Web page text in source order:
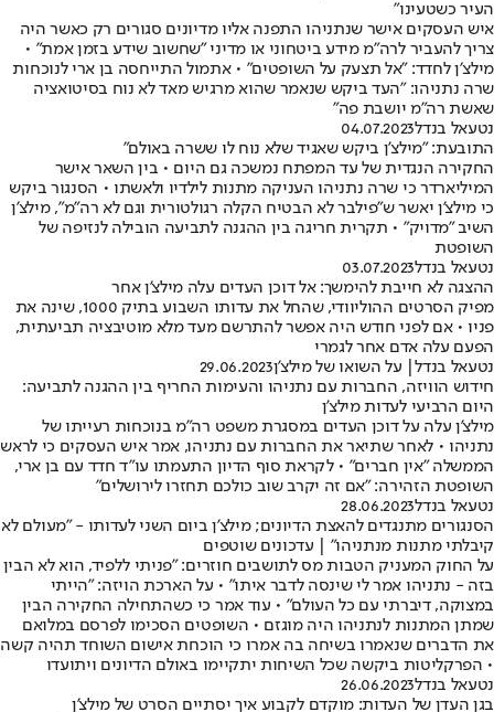
העיר כשטעינו"
איש העסקים אישר שנתניהו התפנה אליו מדיונים סגורים רק כאשר היה
צריך להעביר לרה"מ מידע ביטחוני או מדיני "שחשוב שידע בזמן אמת" •
מילצ׳ן לחדד: "אל תצעק על השופטים" • אתמול התייחסה בן ארי לנוכחות
שרה נתניהו: "העד ביקש שנאמר שהוא מרגיש מאד לא נוח בסיטואציה
שאשת רה"מ יושבת פה"
נטעאל בנדל04.07.2023
התובעת: "מילצ'ן ביקש שאגיד שלא נוח לו ששרה באולם"
החקירה הנגדית של עד המפתח נמשכה גם היום • בין השאר אישר
המיליארדר כי שרה נתניהו העניקה מתנות לילדיו ולאשתו • הסנגור ביקש
כי מילצ'ן יאשר ש"פילבר לא הבטיח הקלה רגולטורית וגם לא רה"מ", מילצ'ן
השיב "מדויק" • תקרית חריגה בין ההגנה לתביעה הובילה לנזיפה של
השופטת
נטעאל בנדל03.07.2023
ההצגה לא חייבת להימשך: אל דוכן העדים עלה מילצ'ן אחר
מפיק הסרטים ההוליוודי, שהחל את עדותו השבוע בתיק 1000, שינה את
פניו • אם לפני חודש היה אפשר להתרשם מעד מלא מוטיבציה תביעתית,
הפעם עלה אדם אחר לגמרי
נטעאל בנדל| על השואו של מילצ'ן29.06.2023
חידוש הוויזה, החברות עם נתניהו והעימות החריף בין ההגנה לתביעה:
היום הרביעי לעדות מילצ'ן
מילצ'ן עלה על דוכן העדים במסגרת משפט רה"מ בנוכחות רעייתו של
נתניהו • לאחר שתיאר את החברות עם נתניהו, אמר איש העסקים כי לראש
הממשלה "אין חברים" • לקראת סוף הדיון התעמתו עו"ד חדד עם בן ארי,
השופטת הזהירה: "אם זה יקרב שוב כולכם תחזרו לירושלים"
נטעאל בנדל28.06.2023
הסנגורים מתנגדים להאצת הדיונים; מילצ'ן ביום השני לעדותו - "מעולם לא
קיבלתי מתנות מנתניהו" | עדכונים שוטפים
על החוק המעניק הטבות מס לתושבים חוזרים: "פניתי ללפיד, הוא לא הבין
בזה - נתניהו אמר לי שינסה לדבר איתו" • על הארכת הויזה: "הייתי
במצוקה, דיברתי עם כל העולם" • עוד אמר כי כשהתחילה החקירה הבין
שמתן המתנות לנתניהו היה מוגזם • השופטים הסכימו לפרסם במלואם
את הדברים שנאמרו בשיחה בה אמרו כי הוכחת אישום השוחד תהיה קשה
• הפרקליטות ביקשה שכל השיחות יתקיימו באולם הדיונים ויתועדו
נטעאל בנדל26.06.2023
בגן העדן של העדות: מוקדם לקבוע איך יסתיים הסרט של מילצ'ן